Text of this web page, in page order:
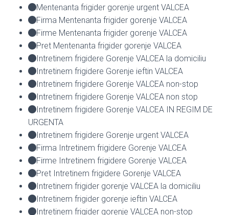
Mentenanta frigider gorenje urgent VALCEA
Firma Mentenanta frigider gorenje VALCEA
Firme Mentenanta frigider gorenje VALCEA
Pret Mentenanta frigider gorenje VALCEA
Intretinem frigidere Gorenje VALCEA la domiciliu
Intretinem frigidere Gorenje ieftin VALCEA
Intretinem frigidere Gorenje VALCEA non-stop
Intretinem frigidere Gorenje VALCEA non stop
Intretinem frigidere Gorenje VALCEA IN REGIM DE
URGENTA
Intretinem frigidere Gorenje urgent VALCEA
Firma Intretinem frigidere Gorenje VALCEA
Firme Intretinem frigidere Gorenje VALCEA
Pret Intretinem frigidere Gorenje VALCEA
Intretinem frigider gorenje VALCEA la domiciliu
Intretinem frigider gorenje ieftin VALCEA
Intretinem frigider gorenje VALCEA non-stop